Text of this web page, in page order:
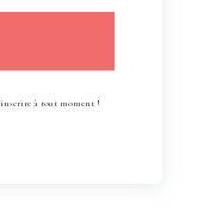
à tout moment !